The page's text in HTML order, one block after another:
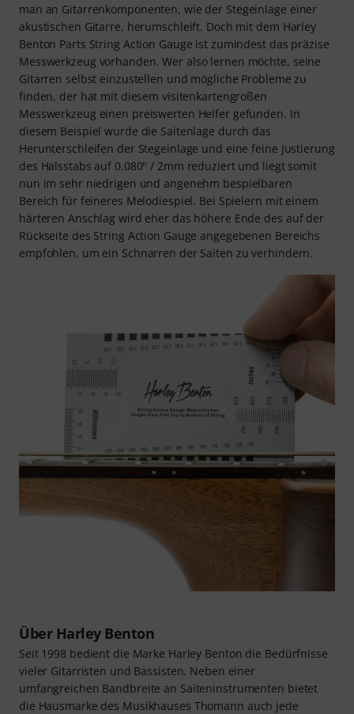
man an Gitarrenkomponenten, wie der Stegeinlage einer
akustischen Gitarre, herumschleift. Doch mit dem Harley
Benton Parts String Action Gauge ist zumindest das präzise
Messwerkzeug vorhanden. Wer also lernen möchte, seine
Gitarren selbst einzustellen und mögliche Probleme zu
finden, der hat mit diesem visitenkartengroßen
Messwerkzeug einen preiswerten Helfer gefunden. In
diesem Beispiel wurde die Saitenlage durch das
Herunterschleifen der Stegeinlage und eine feine Justierung
des Halsstabs auf 0.080" / 2mm reduziert und liegt somit
nun im sehr niedrigen und angenehm bespielbaren
Bereich für feineres Melodiespiel. Bei Spielern mit einem
härteren Anschlag wird eher das höhere Ende des auf der
Rückseite des String Action Gauge angegebenen Bereichs
empfohlen, um ein Schnarren der Saiten zu verhindern.
Über Harley Benton
Seit 1998 bedient die Marke Harley Benton die Bedürfnisse
vieler Gitarristen und Bassisten. Neben einer
umfangreichen Bandbreite an Saiteninstrumenten bietet
die Hausmarke des Musikhauses Thomann auch jede